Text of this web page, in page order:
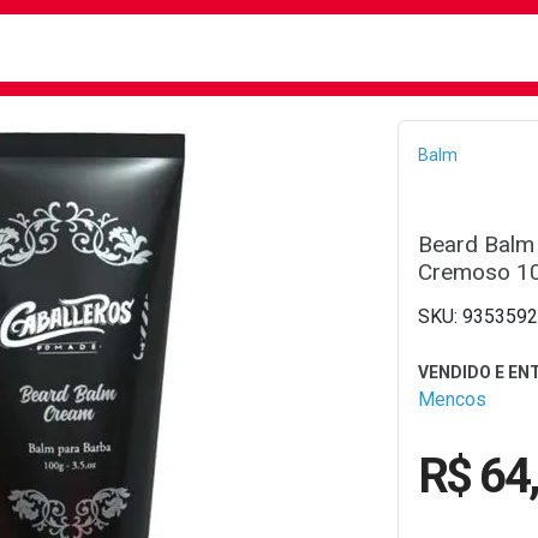
Balm
Beard
Cremoso
Mencos
R$